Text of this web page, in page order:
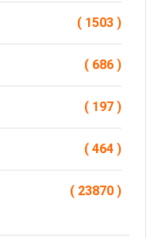
( 1503 )
( 686 )
( 197 )
( 464 )
( 23870 )